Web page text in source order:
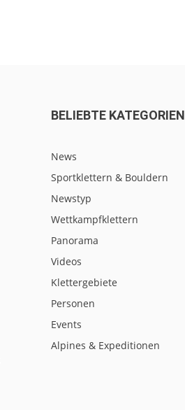
BELIEBTE KATEGORIEN
News
Sportklettern & Bouldern
Newstyp
Wettkampfklettern
Panorama
Videos
Klettergebiete
Personen
Events
Alpines & Expeditionen